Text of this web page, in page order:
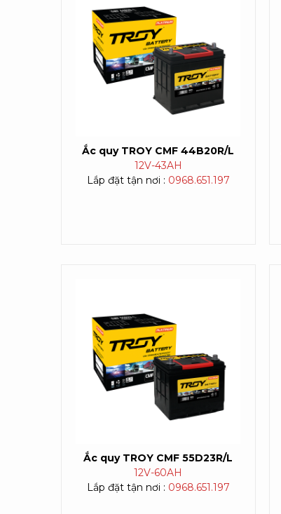
Ắc quy TROY CMF 44B20R/L
12V-43AH
Lắp đặt tận nơi : 0968.651.197
Ắc quy TROY CMF 55D23R/L
12V-60AH
Lắp đặt tận nơi : 0968.651.197